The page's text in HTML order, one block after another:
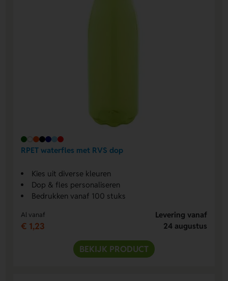
RPET waterfles met RVS dop
Kies uit diverse kleuren
Dop & fles personaliseren
Bedrukken vanaf 100 stuks
Al vanaf
€ 1,23
Levering vanaf
24 augustus
BEKIJK PRODUCT